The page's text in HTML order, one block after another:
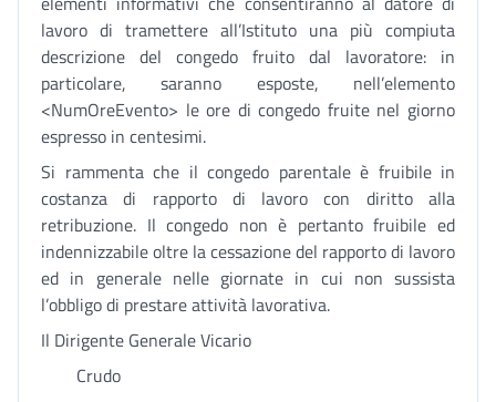
lavoro di tramettere all’Istituto una più compiuta
descrizione del congedo fruito dal lavoratore: in
particolare, saranno esposte, nell’elemento
<NumOreEvento> le ore di congedo fruite nel giorno
espresso in centesimi.
Si rammenta che il congedo parentale è fruibile in
costanza di rapporto di lavoro con diritto alla
retribuzione. Il congedo non è pertanto fruibile ed
indennizzabile oltre la cessazione del rapporto di lavoro
ed in generale nelle giornate in cui non sussista
l’obbligo di prestare attività lavorativa.
Il Dirigente Generale Vicario
Crudo